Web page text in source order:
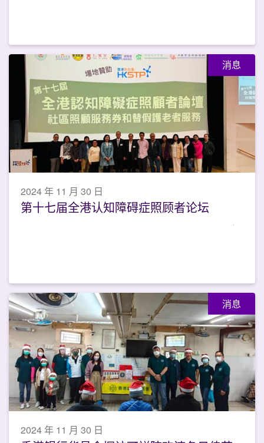
消息
2024 年 11 月 30 日
第十七届全港认知障碍症照顾者论坛
消息
2024 年 11 月 30 日